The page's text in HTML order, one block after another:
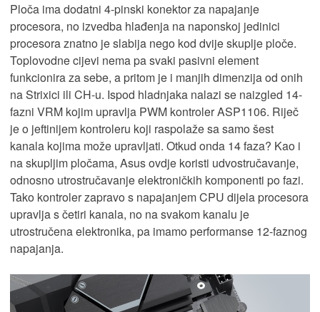
Ploča ima dodatni 4-pinski konektor za napajanje
procesora, no izvedba hlađenja na naponskoj jedinici
procesora znatno je slabija nego kod dvije skuplje ploče.
Toplovodne cijevi nema pa svaki pasivni element
funkcionira za sebe, a pritom je i manjih dimenzija od onih
na Strixici ili CH-u. Ispod hladnjaka nalazi se naizgled 14-
fazni VRM kojim upravlja PWM kontroler ASP1106. Riječ
je o jeftinijem kontroleru koji raspolaže sa samo šest
kanala kojima može upravljati. Otkud onda 14 faza? Kao i
na skupljim pločama, Asus ovdje koristi udvostručavanje,
odnosno utrostručavanje elektroničkih komponenti po fazi.
Tako kontroler zapravo s napajanjem CPU dijela procesora
upravlja s četiri kanala, no na svakom kanalu je
utrostručena elektronika, pa imamo performanse 12-faznog
napajanja.